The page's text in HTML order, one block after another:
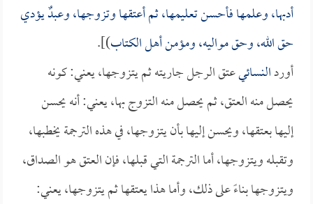
أدبها، وعلمها فأحسن تعليمها، ثم أعتقها وتزوجها، وعبدٌ يؤدي
حق الله، وحق مواليه، ومؤمن أهل الكتاب)].
أوردالنسائيعتق الرجل جاريته ثم يتزوجها، يعني: كونه
يحصل منه العتق، ثم يحصل منه التزوج بها، يعني: أنه يحسن
إليها بعتقها، ويحسن إليها بأن يتزوجها، في هذه الترجمة يخطبها،
وتقبله ويتزوجها، أما الترجمة التي قبلها، فإن العتق هو الصداق،
ويتزوجها بناءً على ذلك، وأما هذا يعتقها ثم يتزوجها، يعني: